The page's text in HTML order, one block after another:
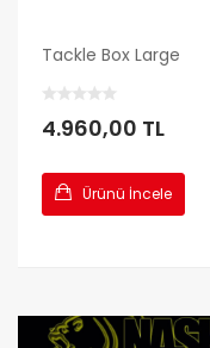
Tackle Box Large
4.960,00 TL
Ürünü İncele